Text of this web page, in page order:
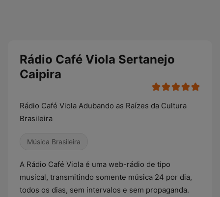
Rádio Café Viola Sertanejo
Caipira
Rádio Café Viola Adubando as Raízes da Cultura
Brasileira
Música Brasileira
A Rádio Café Viola é uma web-rádio de tipo
musical, transmitindo somente música 24 por dia,
todos os dias, sem intervalos e sem propaganda.